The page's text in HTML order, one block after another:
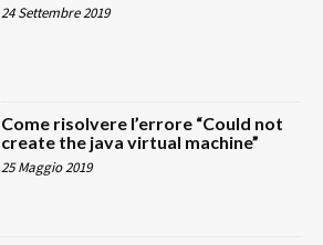
24 Settembre 2019
Come risolvere l’errore “Could not
create the java virtual machine”
25 Maggio 2019